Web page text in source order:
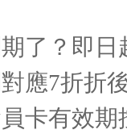
了？即日
應7折折
卡有效